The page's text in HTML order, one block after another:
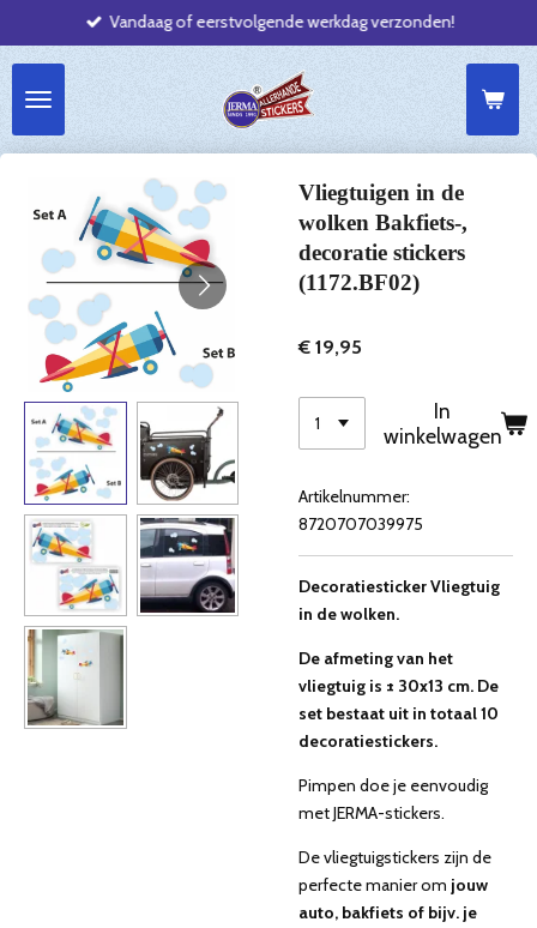
direct
de
hoofdinhoud
Vandaag of eerstvolgende werkdag verzonden!
Vliegtuigen in de
wolken Bakfiets-,
decoratie stickers
(1172.BF02)
€ 19,95
In
winkelwagen
Artikelnummer:
8720707039975
DecoratiestickerVliegtuig
in de wolken.
De afmeting van het
vliegtuig is ± 30x13 cm. De
set bestaat uit in totaal 10
decoratiestickers.
Pimpen doe je eenvoudig
met JERMA-stickers.
De vliegtuigstickers zijn de
perfecte manier om jouw
auto, bakfiets of bijv. je